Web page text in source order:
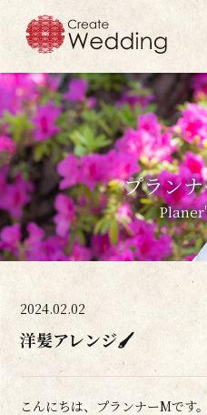
プラン
2024.02.02
洋髪アレンジ🖌
こんにちは、プランナーMです。